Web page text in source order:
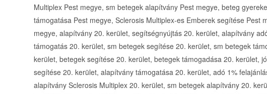
Multiplex Pest megye, sm betegek alapítvány Pest megye, beteg
támogatása Pest megye, Sclerosis Multiplex-es Emberek segítése Pest
megye, alapítvány 20. kerület, segítségnyújtás 20. kerület, alapítvány
támogatás 20. kerület, sm betegek segítése 20. kerület, sm betegek
kerület, betegek segítése 20. kerület, betegek támogadása 20. kerület,
segítése 20. kerület, alapítvány támogatása 20. kerület, adó 1%
alapítvány Sclerosis Multiplex 20. kerület, sm betegek alapítvány 20.